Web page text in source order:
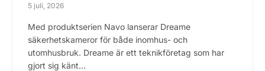
5 juli, 2026
Med produktserien Navo lanserar Dreame
säkerhetskameror för både inomhus- och
utomhusbruk. Dreame är ett teknikföretag som har
gjort sig känt…